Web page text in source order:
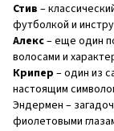
Стив –
футболкой и
Алекс– еще один
волосами и
Крипер – один из
настоящим
Эндермен –
фиолетовыми